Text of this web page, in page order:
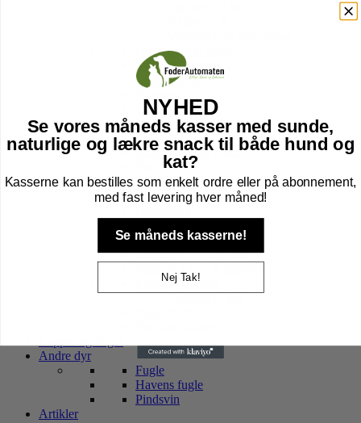
Godbidder til katte
Vand- og Madskåle
Legetøj til kat
Transport Tasker
Hule, kurv & kradsetræer
Halsbånd, sele, line & tegn
Kattebakker & tilbehør
Højtider kat
Gnavere
Foder til Gnavere
Pleje
Transport Af Gnavere
Bure til Gnavere
Tilbehør til bur
Andre dyr
Fugle
Havens fugle
Pindsvin
Artikler
NYHED
Se vores måneds kasser med sunde,
naturlige og lækre snack til både hund og
kat?
Kasserne kan bestilles som enkelt ordre eller på abonnement,
med fast levering hver måned!
Se måneds kasserne!
Nej Tak!